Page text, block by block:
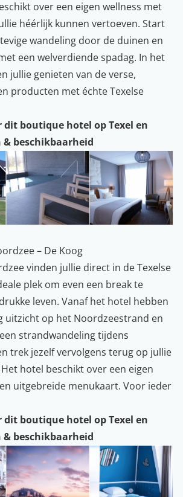
over een eigen wellness met
héérlijk kunnen vertoeven. Start
wandeling door de duinen en
een welverdiende spadag. In het
jullie genieten van de verse,
producten met échte Texelse
dit boutique hotel op Texel en
beschikbaarheid
– De Koog
vinden jullie direct in de Texelse
plek om even een break te
leven. Vanaf het hotel hebben
uitzicht op het Noordzeestrand en
strandwandeling tijdens
trek jezelf vervolgens terug op jullie
hotel beschikt over een eigen
uitgebreide menukaart. Voor ieder
dit boutique hotel op Texel en
beschikbaarheid